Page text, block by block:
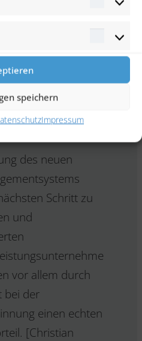
speichern
Impressum
in der Vertriebsorganisation
Design
Hire“ von Kandidaten
des neuen
Schritt zu
und
vor allem durch
bei der
einen echten
[Christian